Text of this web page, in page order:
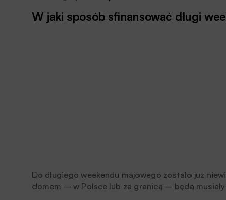
W jaki sposób sfinansować długi
Do długiego weekendu majowego zostało już
domem – w Polsce lub za granicą – będą